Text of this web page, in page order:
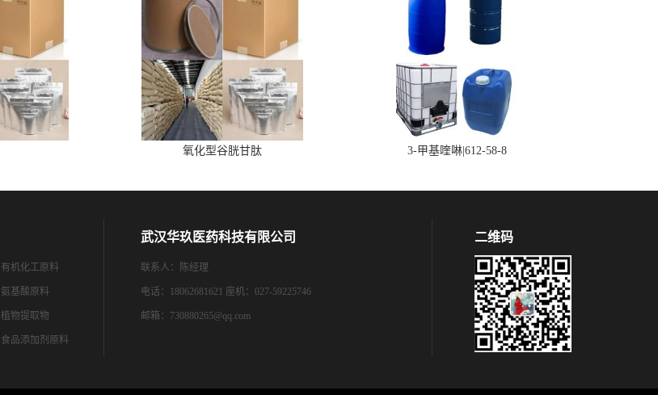
氧化型谷胱甘肽 3-甲基喹啉|612-58-8
有机化工原料
氨基酸原料
植物提取物
食品添加剂原料
武汉华玖医药科技有限公司
联系人：陈经理
电话：18062681621 座机：027-59225746
邮箱： 730880265@qq.com
二维码